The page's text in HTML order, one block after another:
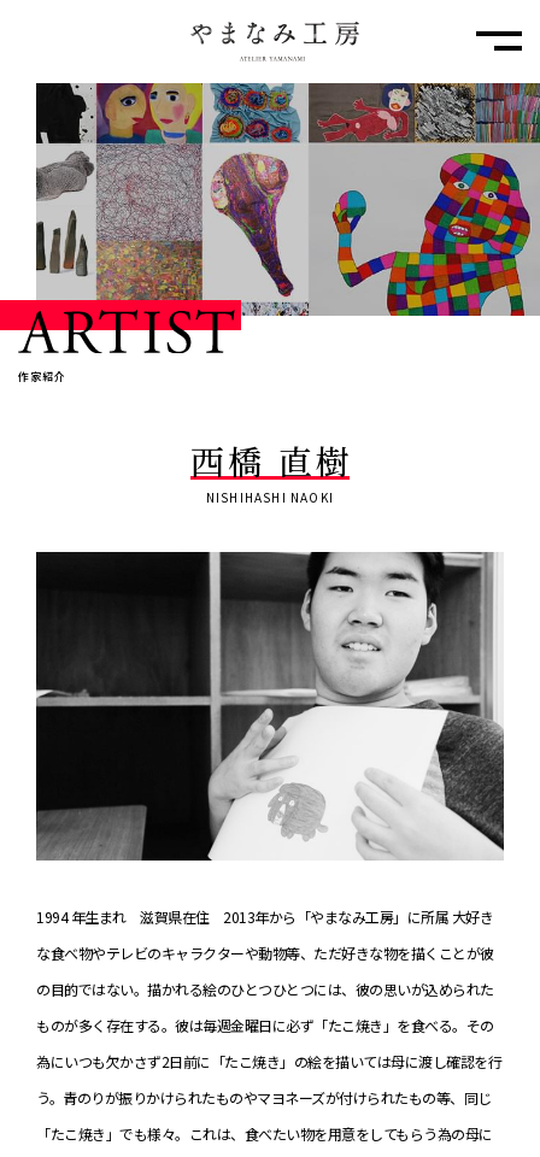
メ
作家紹介
西橋 直樹
NISHIHASHI NAOKI
1994 年生まれ 滋賀県在住 2013年から「やまなみ工房」に所属 大好き
な食べ物やテレビのキャラクターや動物等、ただ好きな物を描くことが彼
の目的ではない。描かれる絵のひとつひとつには、彼の思いが込められた
ものが多く存在する。彼は毎週金曜日に必ず「たこ焼き」を食べる。その
為にいつも欠かさず2日前に「たこ焼き」の絵を描いては母に渡し確認を行
う。青のりが振りかけられたものやマヨネーズが付けられたもの等、同じ
「たこ焼き」でも様々。これは、食べたい物を用意をしてもらう為の母に